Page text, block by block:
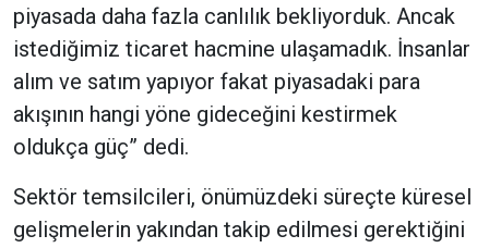
piyasada daha fazla canlılık bekliyorduk. Ancak
istediğimiz ticaret hacmine ulaşamadık. İnsanlar
alım ve satım yapıyor fakat piyasadaki para
akışının hangi yöne gideceğini kestirmek
oldukça güç” dedi.
Sektör temsilcileri, önümüzdeki süreçte küresel
gelişmelerin yakından takip edilmesi gerektiğini